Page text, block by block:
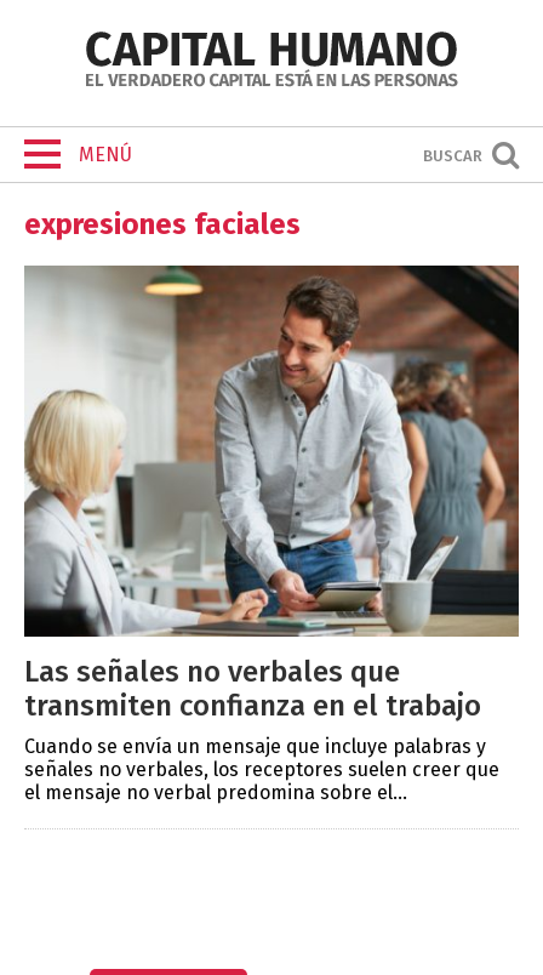
MENÚ BUSCAR
expresiones faciales
Las señales no verbales que
transmiten confianza en el trabajo
Cuando se envía un mensaje que incluye palabras y
señales no verbales, los receptores suelen creer que
el mensaje no verbal predomina sobre el...